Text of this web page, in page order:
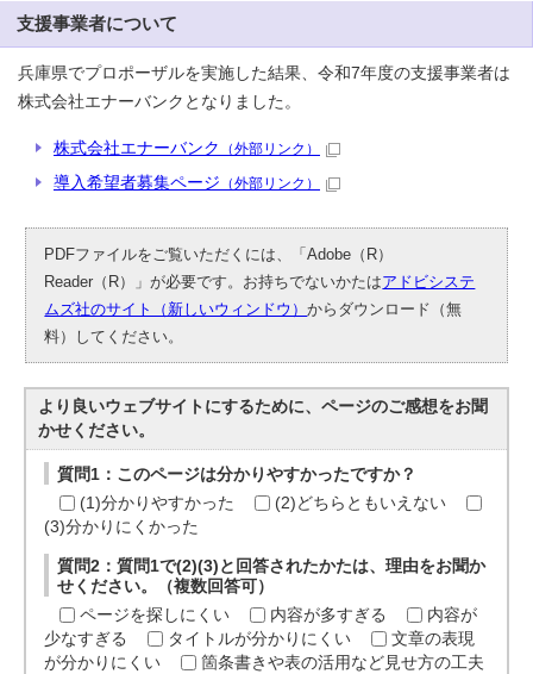
支援事業者について
兵庫県でプロポーザルを実施した結果、令和7年度の支援事業者は
株式会社エナーバンクとなりました。
株式会社エナーバンク （外部リンク）
導入希望者募集ページ （外部リンク）
PDFファイルをご覧いただくには、「Adobe（R）
Reader（R）」が必要です。お持ちでないかたはアドビシステ
ムズ社のサイト（新しいウィンドウ）からダウンロード（無
料）してください。
より良いウェブサイトにするために、ページのご感想をお聞
かせください。
質問1：このページは分かりやすかったですか？
(1)分かりやすかった
(2)どちらともいえない
(3)分かりにくかった
質問2：質問1で(2)(3)と回答されたかたは、理由をお聞か
せください。（複数回答可）
ページを探しにくい
内容が多すぎる
内容が
少なすぎる
タイトルが分かりにくい
文章の表現
が分かりにくい
箇条書きや表の活用など見せ方の工夫